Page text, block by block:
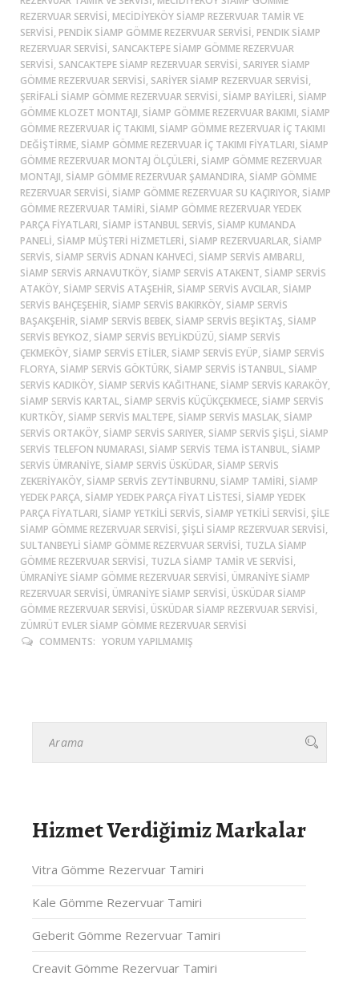
REZERVUAR SERVISI, MECIDIYEKÖY SIAMP REZERVUAR TAMIR VE
SERVISI, PENDIK SIAMP GÖMME REZERVUAR SERVISI, PENDIK SIAMP
REZERVUAR SERVISI, SANCAKTEPE SIAMP GÖMME REZERVUAR
SERVISI, SANCAKTEPE SIAMP REZERVUAR SERVISI, SARIYER SIAMP
GÖMME REZERVUAR SERVISI, SARIYER SIAMP REZERVUAR SERVISI,
ŞERIFALI SIAMP GÖMME REZERVUAR SERVISI, SIAMP BAYILERI, SIAMP
GÖMME KLOZET MONTAJI, SIAMP GÖMME REZERVUAR BAKIMI, SIAMP
GÖMME REZERVUAR İÇ TAKIMI, SIAMP GÖMME REZERVUAR İÇ TAKIMI
DEĞIŞTIRME, SIAMP GÖMME REZERVUAR İÇ TAKIMI FIYATLARI, SIAMP
GÖMME REZERVUAR MONTAJ ÖLÇÜLERI, SIAMP GÖMME REZERVUAR
MONTAJI, SIAMP GÖMME REZERVUAR ŞAMANDIRA, SIAMP GÖMME
REZERVUAR SERVISI, SIAMP GÖMME REZERVUAR SU KAÇIRIYOR, SIAMP
GÖMME REZERVUAR TAMIRI, SIAMP GÖMME REZERVUAR YEDEK
PARÇA FIYATLARI, SIAMP ISTANBUL SERVIS, SIAMP KUMANDA
PANELI, SIAMP MÜŞTERI HIZMETLERI, SIAMP REZERVUARLAR, SIAMP
SERVIS, SIAMP SERVIS ADNAN KAHVECI, SIAMP SERVIS AMBARLI,
SIAMP SERVIS ARNAVUTKÖY, SIAMP SERVIS ATAKENT, SIAMP SERVIS
ATAKÖY, SIAMP SERVIS ATAŞEHIR, SIAMP SERVIS AVCILAR, SIAMP
SERVIS BAHÇEŞEHIR, SIAMP SERVIS BAKIRKÖY, SIAMP SERVIS
BAŞAKŞEHIR, SIAMP SERVIS BEBEK, SIAMP SERVIS BEŞIKTAŞ, SIAMP
SERVIS BEYKOZ, SIAMP SERVIS BEYLIKDÜZÜ, SIAMP SERVIS
ÇEKMEKÖY, SIAMP SERVIS ETILER, SIAMP SERVIS EYÜP, SIAMP SERVIS
FLORYA, SIAMP SERVIS GÖKTÜRK, SIAMP SERVIS ISTANBUL, SIAMP
SERVIS KADIKÖY, SIAMP SERVIS KAĞITHANE, SIAMP SERVIS KARAKÖY,
SIAMP SERVIS KARTAL, SIAMP SERVIS KÜÇÜKÇEKMECE, SIAMP SERVIS
KURTKÖY, SIAMP SERVIS MALTEPE, SIAMP SERVIS MASLAK, SIAMP
SERVIS ORTAKÖY, SIAMP SERVIS SARIYER, SIAMP SERVIS ŞIŞLI, SIAMP
SERVIS TELEFON NUMARASI, SIAMP SERVIS TEMA ISTANBUL, SIAMP
SERVIS ÜMRANIYE, SIAMP SERVIS ÜSKÜDAR, SIAMP SERVIS
ZEKERIYAKÖY, SIAMP SERVIS ZEYTINBURNU, SIAMP TAMIRI, SIAMP
YEDEK PARÇA, SIAMP YEDEK PARÇA FIYAT LISTESI, SIAMP YEDEK
PARÇA FIYATLARI, SIAMP YETKILI SERVIS, SIAMP YETKILI SERVISI, ŞİLE
SIAMP GÖMME REZERVUAR SERVISI, ŞIŞLI SIAMP REZERVUAR SERVISI,
SULTANBEYLİ SIAMP GÖMME REZERVUAR SERVISI, TUZLA SIAMP
GÖMME REZERVUAR SERVISI, TUZLA SIAMP TAMIR VE SERVISI,
ÜMRANIYE SIAMP GÖMME REZERVUAR SERVISI, ÜMRANIYE SIAMP
REZERVUAR SERVISI, ÜMRANIYE SIAMP SERVISI, ÜSKÜDAR SIAMP
GÖMME REZERVUAR SERVISI, ÜSKÜDAR SIAMP REZERVUAR SERVISI,
ZÜMRÜT EVLER SIAMP GÖMME REZERVUAR SERVISI
COMMENTS: YORUM YAPILMAMIŞ
Hizmet Verdiğimiz Markalar
Vitra Gömme Rezervuar Tamiri
Kale Gömme Rezervuar Tamiri
Geberit Gömme Rezervuar Tamiri
Creavit Gömme Rezervuar Tamiri